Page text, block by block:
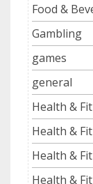
Food &
Gambling
games
general
Health &
Health &
Health &
Health &